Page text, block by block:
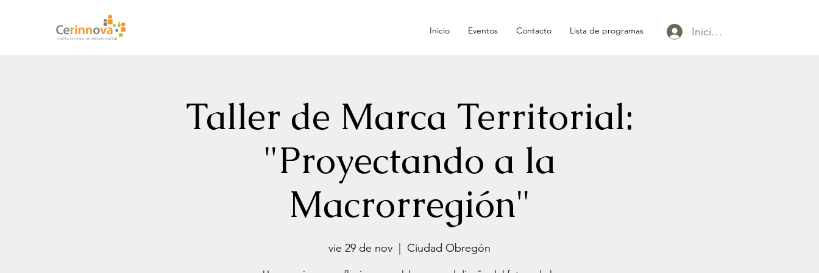
Inicio Eventos Contacto Lista de programas Iniciar sesión
Taller de Marca Territorial:
"Proyectando a la
Macrorregión"
vie 29 de nov Ciudad Obregón